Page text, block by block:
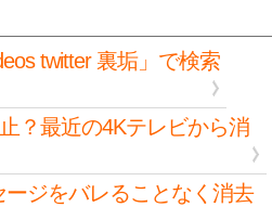
twitter 裏垢」で検索
？最近の4Kテレビから消
ージをバレることなく消去